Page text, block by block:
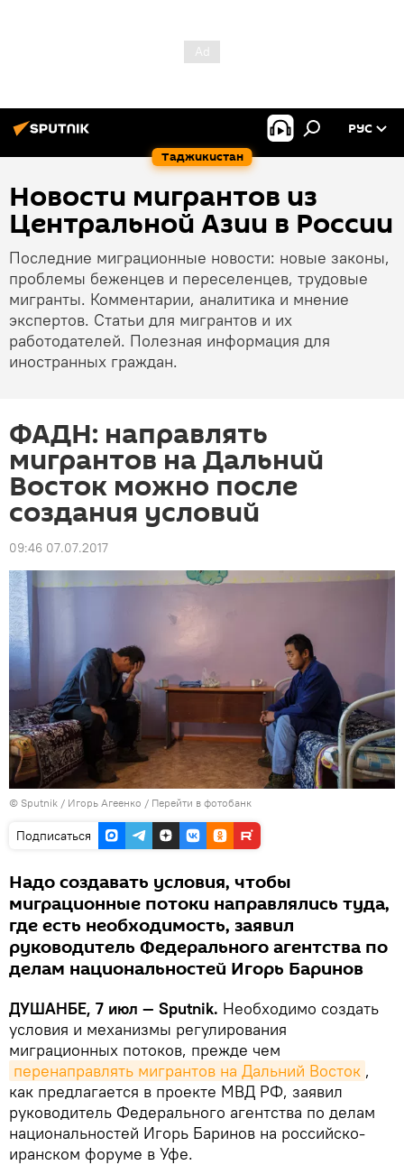
Таджикистан
РУС
Новости мигрантов из
Центральной Азии в России
Последние миграционные новости: новые законы,
проблемы беженцев и переселенцев, трудовые
мигранты. Комментарии, аналитика и мнение
экспертов. Статьи для мигрантов и их
работодателей. Полезная информация для
иностранных граждан.
ФАДН: направлять
мигрантов на Дальний
Восток можно после
создания условий
09:46 07.07.2017
© Sputnik / Игорь Агеенко / Перейти в фотобанк
Подписаться
Надо создавать условия, чтобы
миграционные потоки направлялись туда,
где есть необходимость, заявил
руководитель Федерального агентства по
делам национальностей Игорь Баринов
ДУШАНБЕ, 7 июл — Sputnik. Необходимо создать
условия и механизмы регулирования
миграционных потоков, прежде чем
перенаправлять мигрантов на Дальний Восток ,
как предлагается в проекте МВД РФ, заявил
руководитель Федерального агентства по делам
национальностей Игорь Баринов на российско-
иранском форуме в Уфе.